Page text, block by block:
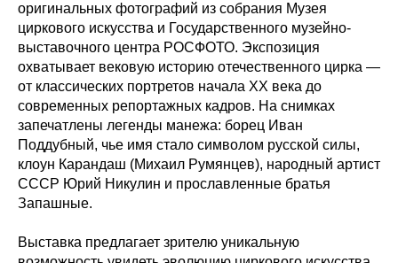
оригинальных фотографий из собрания Музея
циркового искусства и Государственного музейно-
выставочного центра РОСФОТО. Экспозиция
охватывает вековую историю отечественного цирка —
от классических портретов начала XX века до
современных репортажных кадров. На снимках
запечатлены легенды манежа: борец Иван
Поддубный, чье имя стало символом русской силы,
клоун Карандаш (Михаил Румянцев), народный артист
СССР Юрий Никулин и прославленные братья
Запашные.
Выставка предлагает зрителю уникальную